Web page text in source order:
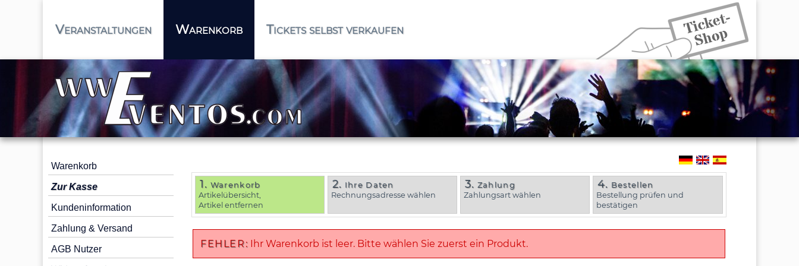
Warenkorb
Zur Kasse
Kundeninformation
Zahlung & Versand
AGB Nutzer
1. Warenkorb
Artikelübersicht,
Artikel entfernen
2. Ihre Daten
Rechnungsadresse wählen
3. Zahlung
Zahlungsart wählen
4. Bestellen
Bestellung prüfen und
bestätigen
FEHLER: Ihr Warenkorb ist leer. Bitte wählen Sie zuerst ein Produkt.
Veranstaltungen Warenkorb Tickets selbst verkaufen